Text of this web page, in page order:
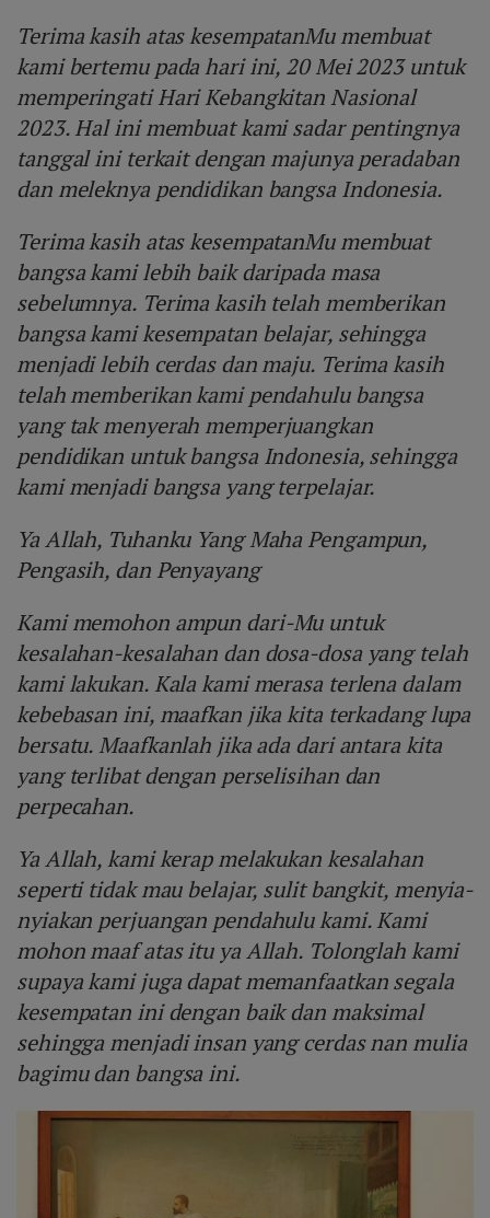
Terima kasih atas kesempatanMu membuat
kami bertemu pada hari ini, 20 Mei 2023 untuk
memperingati Hari Kebangkitan Nasional
2023. Hal ini membuat kami sadar pentingnya
tanggal ini terkait dengan majunya peradaban
dan meleknya pendidikan bangsa Indonesia.
Terima kasih atas kesempatanMu membuat
bangsa kami lebih baik daripada masa
sebelumnya. Terima kasih telah memberikan
bangsa kami kesempatan belajar, sehingga
menjadi lebih cerdas dan maju. Terima kasih
telah memberikan kami pendahulu bangsa
yang tak menyerah memperjuangkan
pendidikan untuk bangsa Indonesia, sehingga
kami menjadi bangsa yang terpelajar.
Ya Allah, Tuhanku Yang Maha Pengampun,
Pengasih, dan Penyayang
Kami memohon ampun dari-Mu untuk
kesalahan-kesalahan dan dosa-dosa yang telah
kami lakukan. Kala kami merasa terlena dalam
kebebasan ini, maafkan jika kita terkadang lupa
bersatu. Maafkanlah jika ada dari antara kita
yang terlibat dengan perselisihan dan
perpecahan.
Ya Allah, kami kerap melakukan kesalahan
seperti tidak mau belajar, sulit bangkit, menyia-
nyiakan perjuangan pendahulu kami. Kami
mohon maaf atas itu ya Allah. Tolonglah kami
supaya kami juga dapat memanfaatkan segala
kesempatan ini dengan baik dan maksimal
sehingga menjadi insan yang cerdas nan mulia
bagimu dan bangsa ini.